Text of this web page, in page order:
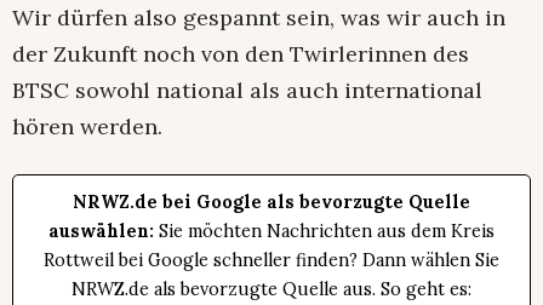
Wir dürfen also gespannt sein, was wir auch in
der Zukunft noch von den Twirlerinnen des
BTSC sowohl national als auch international
hören werden.
NRWZ.de bei Google als bevorzugte Quelle
auswählen: Sie möchten Nachrichten aus dem Kreis
Rottweil bei Google schneller finden? Dann wählen Sie
NRWZ.de als bevorzugte Quelle aus. So geht es: